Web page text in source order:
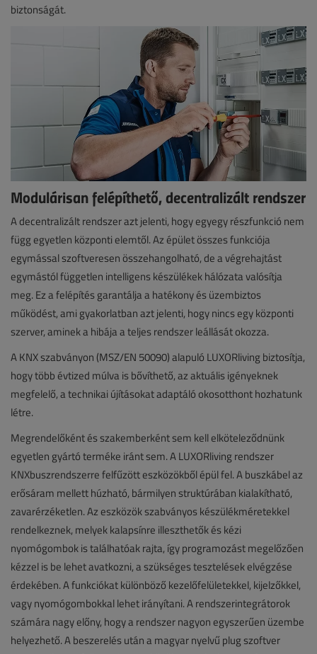
biztonságát.
Modulárisan felépíthető, decentralizált rendszer
A decentralizált rendszer azt jelenti, hogy egyegy részfunkció nem
függ egyetlen központi elemtől. Az épület összes funkciója
egymással szoftveresen összehangolható, de a végrehajtást
egymástól független intelligens készülékek hálózata valósítja
meg. Ez a felépítés garantálja a hatékony és üzembiztos
működést, ami gyakorlatban azt jelenti, hogy nincs egy központi
szerver, aminek a hibája a teljes rendszer leállását okozza.
A KNX szabványon (MSZ/EN 50090) alapuló LUXORliving biztosítja,
hogy több évtized múlva is bővíthető, az aktuális igényeknek
megfelelő, a technikai újításokat adaptáló okosotthont hozhatunk
létre.
Megrendelőként és szakemberként sem kell elköteleződnünk
egyetlen gyártó terméke iránt sem. A LUXORliving rendszer
KNXbuszrendszerre felfűzött eszközökből épül fel. A buszkábel az
erősáram mellett húzható, bármilyen struktúrában kialakítható,
zavarérzéketlen. Az eszközök szabványos készülékméretekkel
rendelkeznek, melyek kalapsínre illeszthetők és kézi
nyomógombok is találhatóak rajta, így programozást megelőzően
kézzel is be lehet avatkozni, a szükséges tesztelések elvégzése
érdekében. A funkciókat különböző kezelőfelületekkel, kijelzőkkel,
vagy nyomógombokkal lehet irányítani. A rendszerintegrátorok
számára nagy előny, hogy a rendszer nagyon egyszerűen üzembe
helyezhető. A beszerelés után a magyar nyelvű plug szoftver